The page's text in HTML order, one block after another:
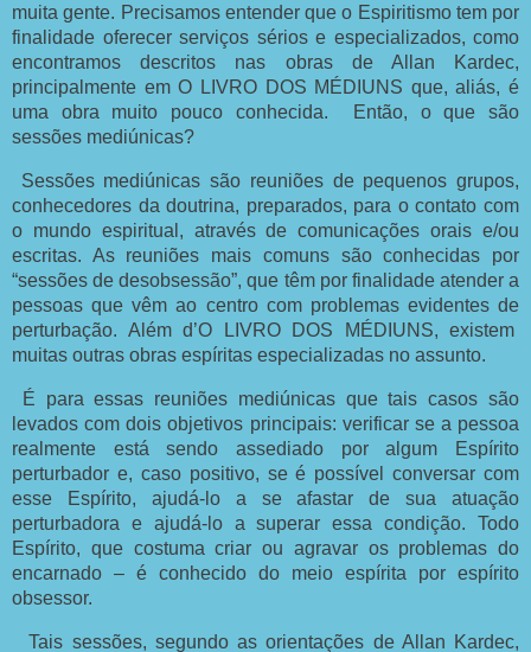
muita gente. Precisamos entender que o Espiritismo tem por
finalidade oferecer serviços sérios e especializados, como
encontramos descritos nas obras de Allan Kardec,
principalmente em O LIVRO DOS MÉDIUNS que, aliás, é
uma obra muito pouco conhecida. Então, o que são
sessões mediúnicas?
Sessões mediúnicas são reuniões de pequenos grupos,
conhecedores da doutrina, preparados, para o contato com
o mundo espiritual, através de comunicações orais e/ou
escritas. As reuniões mais comuns são conhecidas por
“sessões de desobsessão”, que têm por finalidade atender a
pessoas que vêm ao centro com problemas evidentes de
perturbação. Além d’O LIVRO DOS MÉDIUNS, existem
muitas outras obras espíritas especializadas no assunto.
É para essas reuniões mediúnicas que tais casos são
levados com dois objetivos principais: verificar se a pessoa
realmente está sendo assediado por algum Espírito
perturbador e, caso positivo, se é possível conversar com
esse Espírito, ajudá-lo a se afastar de sua atuação
perturbadora e ajudá-lo a superar essa condição. Todo
Espírito, que costuma criar ou agravar os problemas do
encarnado – é conhecido do meio espírita por espírito
obsessor.
Tais sessões, segundo as orientações de Allan Kardec,